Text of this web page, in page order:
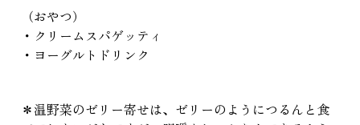
（おやつ）
・クリームスパゲッティ
・ヨーグルトドリンク
＊温野菜のゼリー寄せは、ゼリーのようにつるんと食